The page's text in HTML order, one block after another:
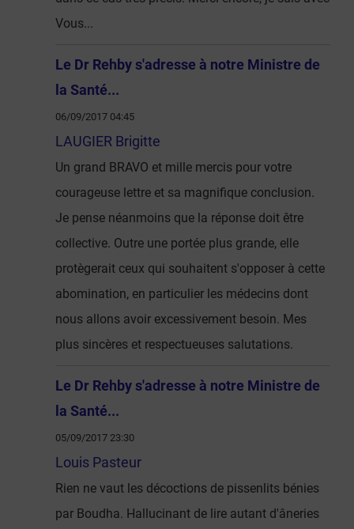
Vous...
Le Dr Rehby s'adresse à notre Ministre de
la Santé...
06/09/2017 04:45
LAUGIER Brigitte
Un grand BRAVO et mille mercis pour votre
courageuse lettre et sa magnifique conclusion.
Je pense néanmoins que la réponse doit être
collective. Outre une portée plus grande, elle
protègerait ceux qui souhaitent s'opposer à cette
abomination, en particulier les médecins dont
nous allons avoir excessivement besoin. Mes
plus sincères et respectueuses salutations.
Le Dr Rehby s'adresse à notre Ministre de
la Santé...
05/09/2017 23:30
Louis Pasteur
Rien ne vaut les décoctions de pissenlits bénies
par Boudha. Hallucinant de lire autant d'âneries